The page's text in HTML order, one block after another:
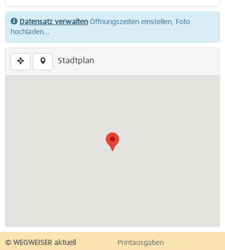
Datensatz verwalten Öffnungszeiten einstellen, Foto
hochladen...
Stadtplan
© WEGWEISER aktuell Printausgaben